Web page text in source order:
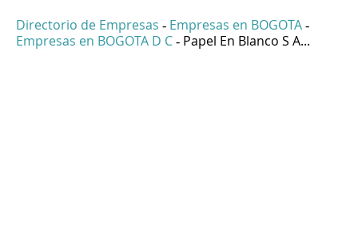
Directorio de Empresas - Empresas en BOGOTA -
Empresas en BOGOTA D C - Papel En Blanco S A...